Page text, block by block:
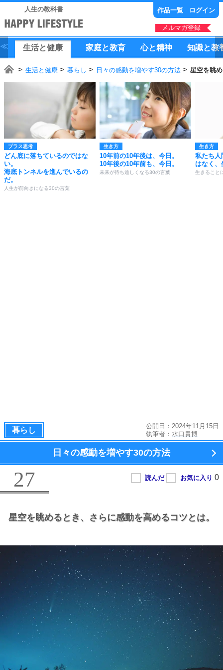
人生の教科書 作品一覧 ログイン
メルマガ登録
生活と健康 家庭と教育 心と精神 知識と教
生活と健康 暮らし 日々の感動を増やす30の方法 星空を眺
プラス思考
どん底に落ちているのではな
い。
海底トンネルを進んでいるの
だ。
人生が前向きになる30の言葉
生き方
10年前の10年後は、今日。
10年後の10年前も、今日。
未来が待ち遠しくなる30の言葉
生き方
私たち人
はなく、
生きること
暮らし
公開日：2024年11月15日
執筆者： 水口貴博
日々の感動を増やす30の方法
27
星空を眺めるとき、 さらに感動を高めるコツとは。